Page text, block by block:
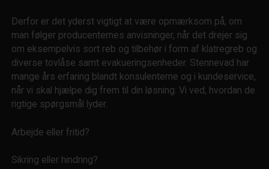
Derfor er det yderst vigtigt at være opmærksom på, om
man følger producenternes anvisninger, når det drejer sig
om eksempelvis sort reb og tilbehør i form af klatregreb og
diverse tovlåse samt evakueringsenheder. Stennevad har
mange års erfaring blandt konsulenterne og i kundeservice,
når vi skal hjælpe dig frem til din løsning. Vi ved, hvordan de
rigtige spørgsmål lyder.
Arbejde eller fritid?
Sikring eller hindring?